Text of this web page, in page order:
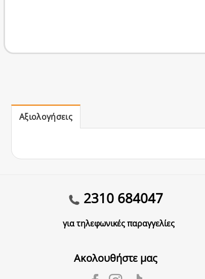
Αξιολογήσεις
2310 684047
για τηλεφωνικές παραγγελίες
Ακολουθήστε μας